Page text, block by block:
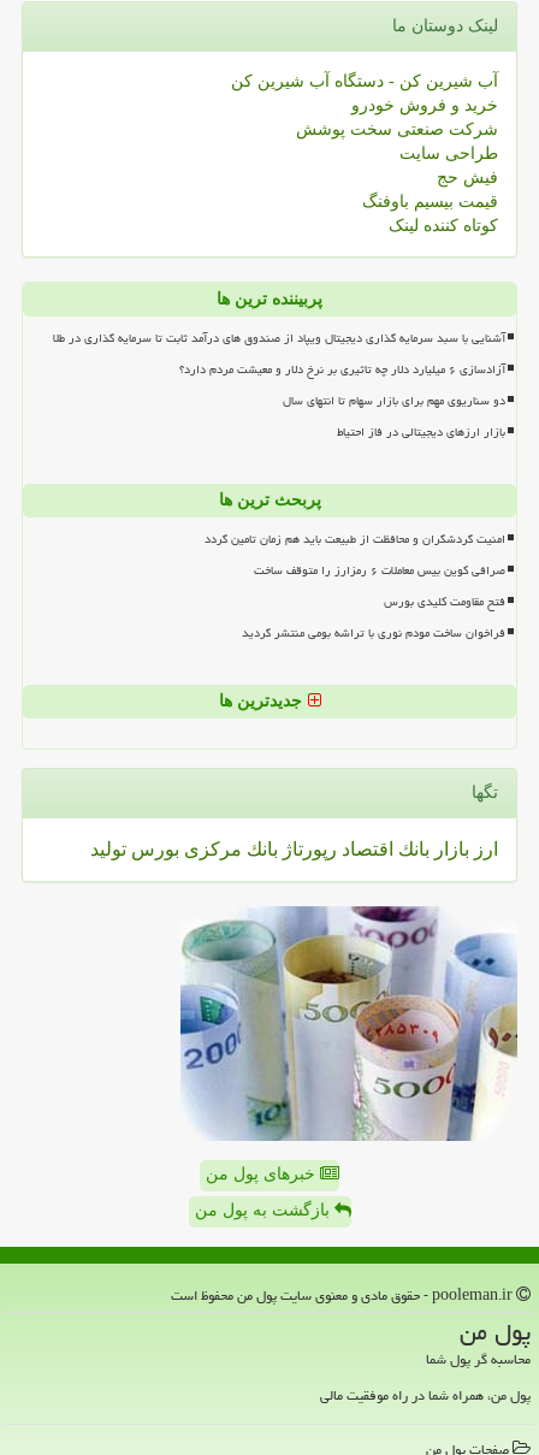
لینک دوستان ما
آب شیرین کن - دستگاه آب شیرین کن
خرید و فروش خودرو
شرکت صنعتی سخت پوشش
طراحی سایت
فیش حج
قیمت بیسیم باوفنگ
کوتاه کننده لینک
پربیننده ترین ها
آشنایی با سبد سرمایه گذاری دیجیتال ویپاد از صندوق های درآمد ثابت تا سرمایه گذاری در طلا
آزادسازی ۶ میلیارد دلار چه تاثیری بر نرخ دلار و معیشت مردم دارد؟
دو سناریوی مهم برای بازار سهام تا انتهای سال
بازار ارزهای دیجیتالی در فاز احتیاط
پربحث ترین ها
امنیت گردشگران و محافظت از طبیعت باید هم زمان تامین گردد
صرافی کوین بیس معاملات ۶ رمزارز را متوقف ساخت
فتح مقاومت کلیدی بورس
فراخوان ساخت مودم نوری با تراشه بومی منتشر گردید
جدیدترین ها
تگها
ارز بازار بانك اقتصاد رپورتاژ بانك مركزی بورس تولید
خبرهای پول من
بازگشت به پول من
پول من
محاسبه گر پول شما
پول من، همراه شما در راه موفقیت مالی